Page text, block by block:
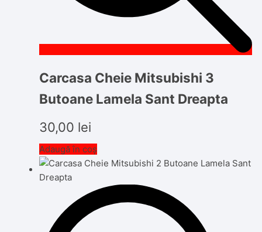
Carcasa Cheie Mitsubishi 3
Butoane Lamela Sant Dreapta
30,00 lei
Adaugă în coș